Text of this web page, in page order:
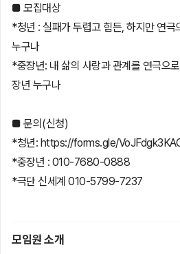
■ 모집대상
*청년 : 실패가 두렵고 힘든, 하지만 연극
누구나
*중장년: 내 삶의 사랑과 관계를 연극으
장년 누구나
■ 문의(신청)
*청년: https://forms.gle/
*중장년 : 010-7680-0888
*극단 신세계 010-5799-7237
모임원 소개